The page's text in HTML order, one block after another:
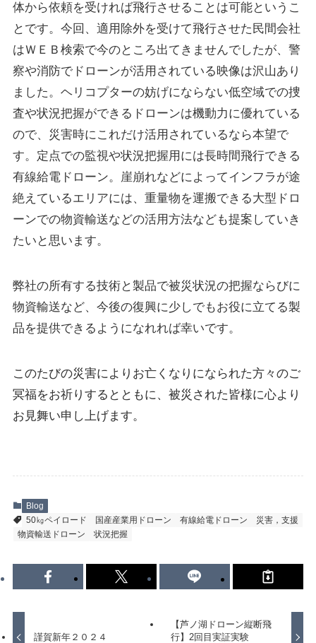
掲載記事
Blog
Autonomy Inc.
株式会社Autonomy
国産産業用ドローン販売
〒104-0041 東京都中央区新富2-7-1-6F
体から依頼を受ければ飛行させることは可能というこ
とです。今回、適用除外を受けて飛行させた民間会社
はＷＥＢ検索で今のところ出てきませんでしたが、警
察や消防でドローンが活用されている映像は沢山あり
ました。ヘリコプターの妨げにならない低空域での捜
査や状況把握ができるドローンは機動力に優れている
ので、災害時にこれだけ活用されているなら本望で
す。定点での監視や状況把握用には長時間飛行できる
有線給電ドローン。崖崩れなどによってインフラが途
絶えているエリアには、重量物を運搬できる大型ドロ
ーンでの物資輸送などの活用方法なども提案していき
たいと思います。
弊社の所有する技術と製品で被災状況の把握ならびに
物資輸送など、今後の復興に少しでもお役に立てる製
品を提供できるようになれれば幸いです。
このたびの災害によりお亡くなりになられた方々のご
冥福をお祈りするとともに、被災された皆様に心より
お見舞い申し上げます。
Blog
50㎏ペイロード
国産産業用ドローン 有線給電ドローン
災害，支援
物資輸送ドローン
状況把握
謹賀新年２０２４
【芦ノ湖ドローン縦断飛
行】2回目実証実験